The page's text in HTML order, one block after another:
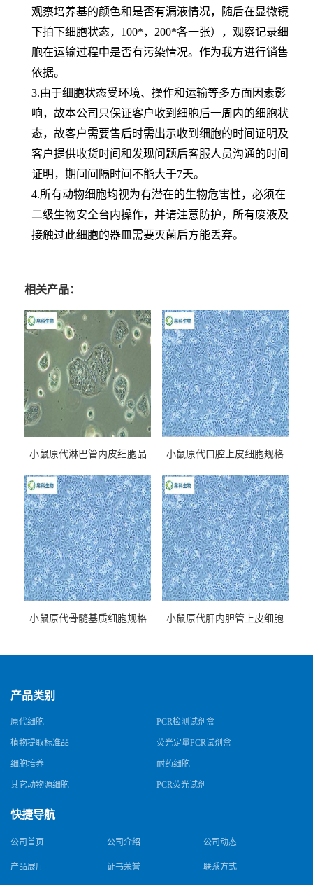
观察培养基的颜色和是否有漏液情况，随后在显微镜
下拍下细胞状态，100*，200*各一张），观察记录细
胞在运输过程中是否有污染情况。作为我方进行销售
依据。
3.由于细胞状态受环境、操作和运输等多方面因素影
响，故本公司只保证客户收到细胞后一周内的细胞状
态，故客户需要售后时需出示收到细胞的时间证明及
客户提供收货时间和发现问题后客服人员沟通的时间
证明，期间间隔时间不能大于7天。
4.所有动物细胞均视为有潜在的生物危害性，必须在
二级生物安全台内操作，并请注意防护，所有废液及
接触过此细胞的器皿需要灭菌后方能丢弃。
相关产品：
小鼠原代淋巴管内皮细胞品
小鼠原代口腔上皮细胞规格
小鼠原代骨髓基质细胞规格
小鼠原代肝内胆管上皮细胞
产品类别
原代细胞 PCR检测试剂盒
植物提取标准品 荧光定量PCR试剂盒
细胞培养 耐药细胞
其它动物源细胞 PCR荧光试剂
快捷导航
公司首页 公司介绍 公司动态
产品展厅 证书荣誉 联系方式